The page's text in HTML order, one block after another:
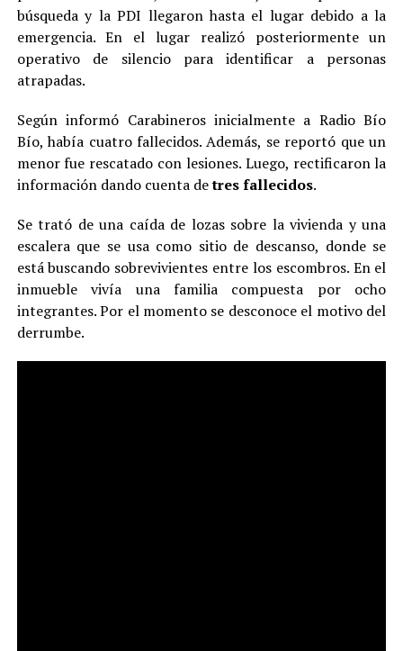
búsqueda y la PDI llegaron hasta el lugar debido a la
emergencia. En el lugar realizó posteriormente un
operativo de silencio para identificar a personas
atrapadas.
Según informó Carabineros inicialmente a Radio Bío
Bío, había cuatro fallecidos. Además, se reportó que un
menor fue rescatado con lesiones. Luego, rectificaron la
información dando cuenta detres fallecidos.
Se trató de una caída de lozas sobre la vivienda y una
escalera que se usa como sitio de descanso, donde se
está buscando sobrevivientes entre los escombros. En el
inmueble vivía una familia compuesta por ocho
integrantes. Por el momento se desconoce el motivo del
derrumbe.